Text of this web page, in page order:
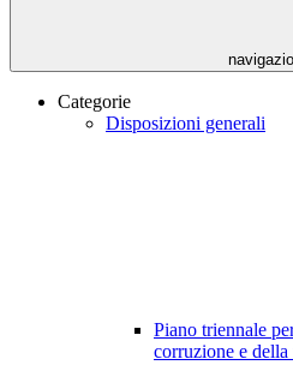
Categorie
Disposizioni generali
Piano triennale
corruzione e della